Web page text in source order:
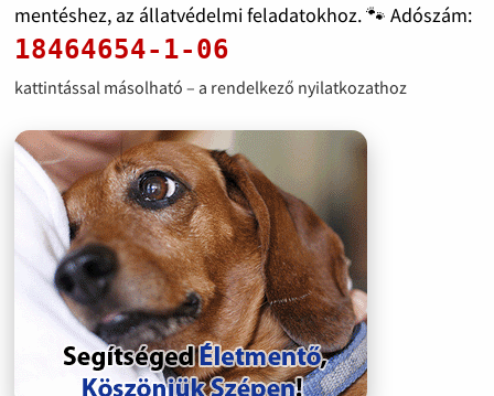
mentéshez, az állatvédelmi feladatokhoz. 🐾 Adószám:
18464654-1-06
kattintással másolható – a rendelkező nyilatkozathoz